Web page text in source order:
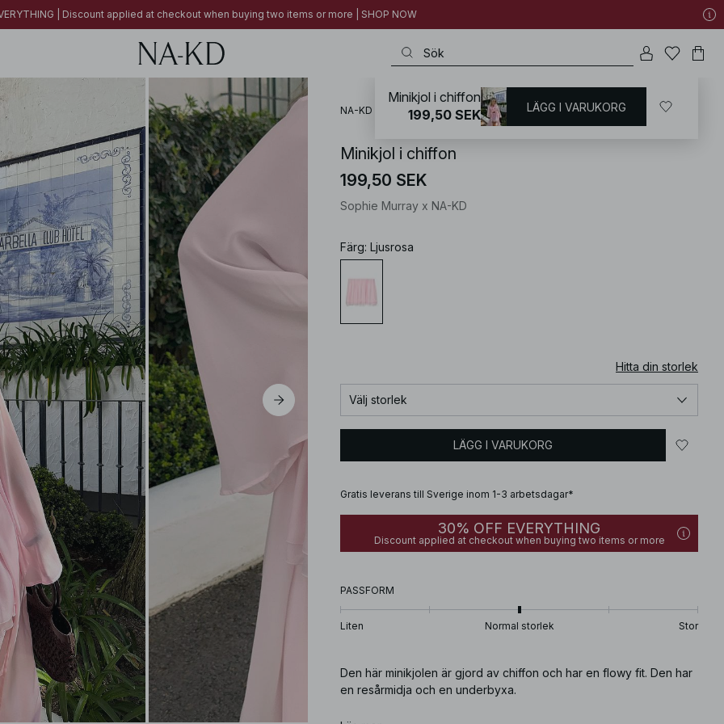
| Discount applied at checkout when buying two items or more | SHOP NOW
NA-KD Badkläder / Strandkläder
Minikjol i chiffon
199,50 SEK
Sophie Murray x NA-KD
Färg: Ljusrosa
Hitta din storlek
Välj storlek
LÄGG I VARUKORG
Gratis leverans till Sverige inom 1-3 arbetsdagar*
30% OFF EVERYTHING
Discount applied at checkout when buying two items or more
PASSFORM
Liten Normal storlek Stor
Den här minikjolen är gjord av chiffon och har en flowy fit. Den har
en resårmidja och en underbyxa.
Minikjol i chiffon
199,50 SEK
LÄGG I VARUKORG